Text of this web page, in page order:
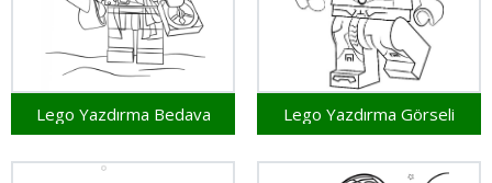
Lego Yazdırma Bedava Lego Yazdırma Görseli